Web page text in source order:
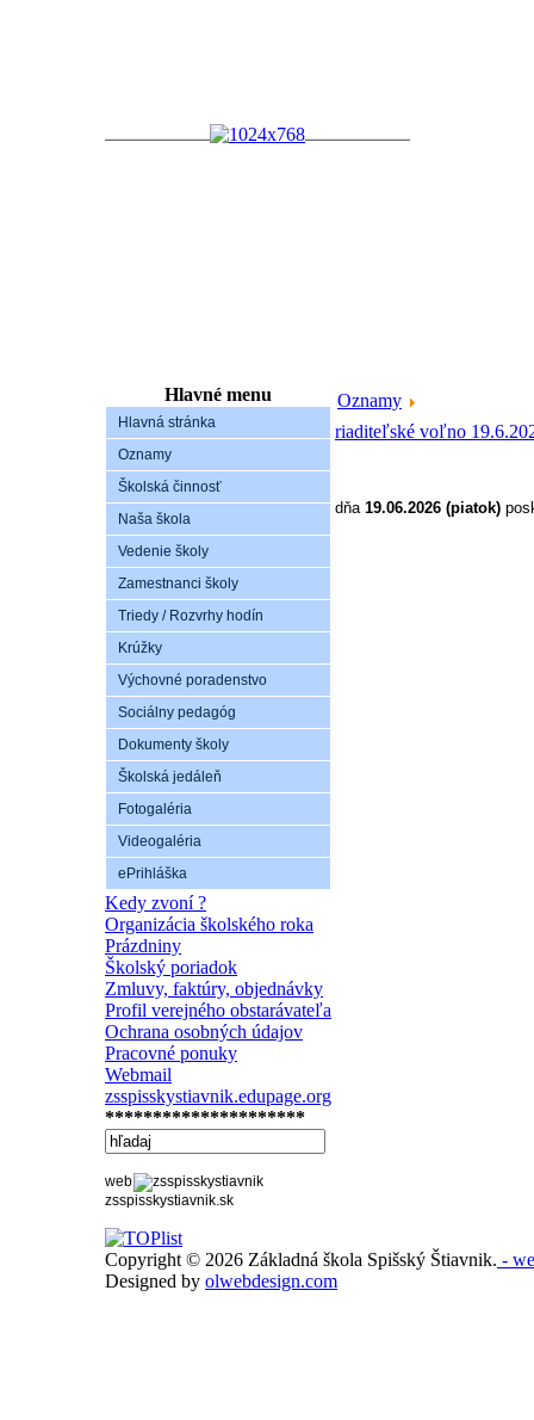
Hlavné menu
Hlavná stránka
Oznamy
Školská činnosť
Naša škola
Vedenie školy
Zamestnanci školy
Triedy / Rozvrhy hodín
Krúžky
Výchovné poradenstvo
Sociálny pedagóg
Dokumenty školy
Školská jedáleň
Fotogaléria
Videogaléria
ePrihláška
Kedy zvoní ?
Organizácia školského roka
Prázdniny
Školský poriadok
Zmluvy, faktúry, objednávky
Profil verejného obstarávateľa
Ochrana osobných údajov
Pracovné ponuky
Webmail
zsspisskystiavnik.edupage.org
*********************
web
zsspisskystiavnik.sk
Oznamy
riaditeľské voľno
dňa 19.06.2026 (piatok)
Copyright © 2026 Základná škola Spišský Štiavnik. -
Designed by olwebdesign.com